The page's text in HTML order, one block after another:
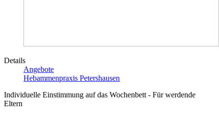
Details
Angebote
Hebammenpraxis Petershausen
Individuelle Einstimmung auf das Wochenbett - Für werdende
Eltern